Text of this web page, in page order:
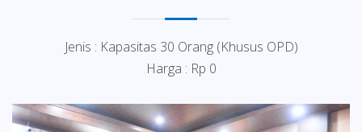
Jenis : Kapasitas 30 Orang (Khusus OPD)
Harga : Rp 0